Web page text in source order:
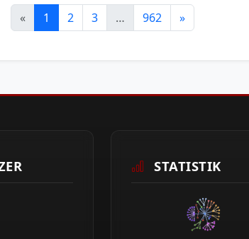
« 1 2 3 … 962 »
STATISTIK